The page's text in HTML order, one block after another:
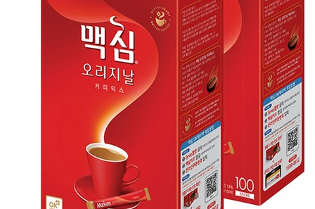
을
담
다
ㅣ
추
천
상
품]